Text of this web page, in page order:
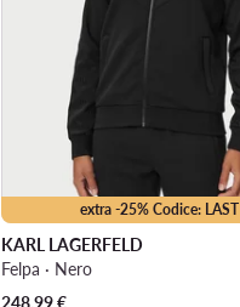
extra -25% Codice: LAST
KARL LAGERFELD
Felpa · Nero